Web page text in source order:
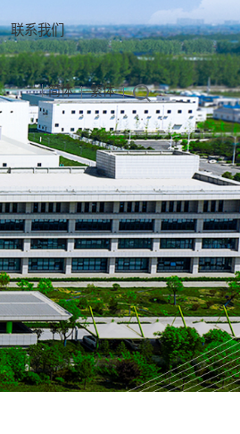
联系我们
简体 繁体